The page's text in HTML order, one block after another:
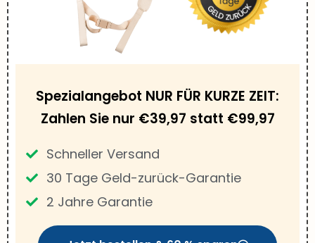
Spezialangebot NUR FÜR KURZE ZEIT:
Zahlen Sie nur €39,97 statt €99,97
Schneller Versand
30 Tage Geld-zurück-Garantie
2 Jahre Garantie